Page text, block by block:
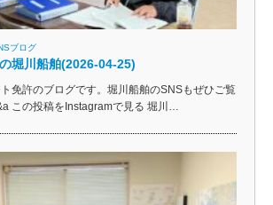
ブログ
堀川船舶(2026-04-25)
免許のブログです。堀川船舶のSNSもぜひご覧
この投稿をInstagramで見る 堀川…